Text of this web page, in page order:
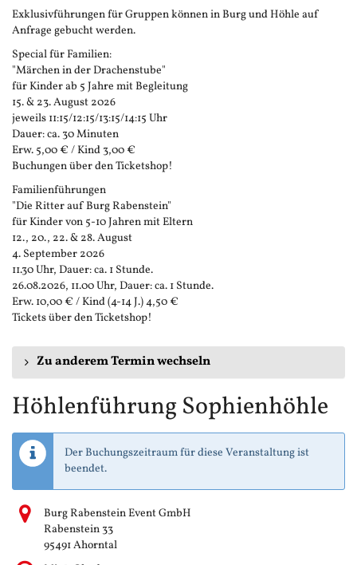
Exklusivführungen für Gruppen können in Burg und Höhle auf
Anfrage gebucht werden.
Special für Familien:
"Märchen in der Drachenstube"
für Kinder ab 5 Jahre mit Begleitung
15. & 23. August 2026
jeweils 11:15/12:15/13:15/14:15 Uhr
Dauer: ca. 30 Minuten
Erw. 5,00 € / Kind 3,00 €
Buchungen über den Ticketshop!
Familienführungen
"Die Ritter auf Burg Rabenstein"
für Kinder von 5-10 Jahren mit Eltern
12., 20., 22. & 28. August
4. September 2026
11.30 Uhr, Dauer: ca. 1 Stunde.
26.08.2026, 11.00 Uhr, Dauer: ca. 1 Stunde.
Erw. 10,00 € / Kind (4-14 J.) 4,50 €
Tickets über den Ticketshop!
Zu anderem Termin wechseln
Höhlenführung Sophienhöhle
Der Buchungszeitraum für diese Veranstaltung ist
beendet.
Burg Rabenstein Event GmbH
Rabenstein 33
95491 Ahorntal